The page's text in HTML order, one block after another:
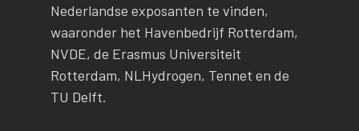
Nederlandse exposanten te vinden,
waaronder het Havenbedrijf Rotterdam,
NVDE, de Erasmus Universiteit
Rotterdam, NLHydrogen, Tennet en de
TU Delft.